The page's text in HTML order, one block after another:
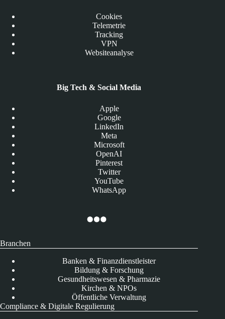
Cookies
Telemetrie
Tracking
VPN
Websiteanalyse
Big Tech & Social Media
Apple
Google
LinkedIn
Meta
Microsoft
OpenAI
Pinterest
Twitter
YouTube
WhatsApp
Branchen
Banken & Finanzdienstleister
Bildung & Forschung
Gesundheitswesen & Pharmazie
Kirchen & NPOs
Öffentliche Verwaltung
Compliance & Digitale Regulierung